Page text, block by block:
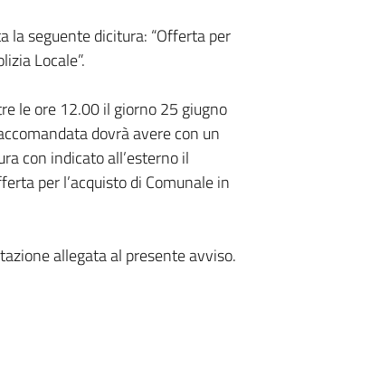
la seguente dicitura: “Offerta per
Locale”.
le ore 12.00 il giorno 25 giugno
dovrà avere con un
con indicato all’esterno il
per l’acquisto di Comunale in
allegata al presente avviso.